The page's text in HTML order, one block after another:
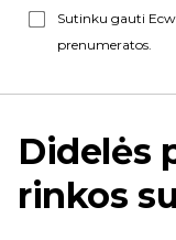
Sutinku gauti
prenumeratos.
Didelės
rinkos